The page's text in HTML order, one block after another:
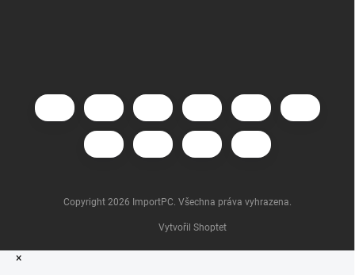
Vytvořil Shoptet
Copyright 2026 ImportPC. Všechna práva vyhrazena.
×